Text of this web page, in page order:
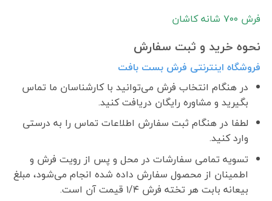
فرش ٧٠٠ شانه کاشان
نحوه خرید و ثبت سفارش
فروشگاه اینترنتی فرش بست بافت
در هنگام انتخاب فرش می‌توانید با کارشناسان ما تماس
بگیرید و مشاوره رایگان دریافت کنید.
لطفا در هنگام ثبت سفارش اطلاعات تماس را به درستی
وارد کنید.
تسویه تمامی سفارشات در محل و پس از رویت فرش و
اطمینان از محصول سفارش داده شده انجام می‌شود، مبلغ
بیعانه بابت هر تخته فرش ۱/۴ قیمت آن است.